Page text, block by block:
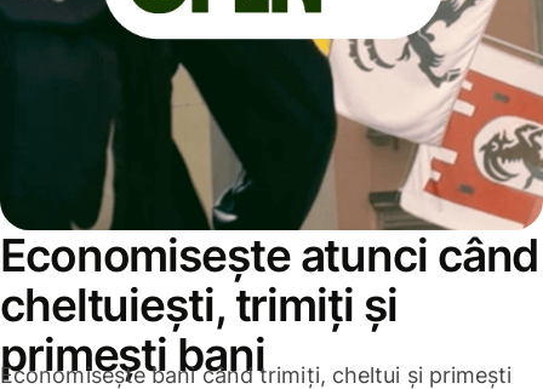
Economisește atunci când
cheltuiești, trimiți și
primești bani
Economisește bani când trimiți, cheltui și primești